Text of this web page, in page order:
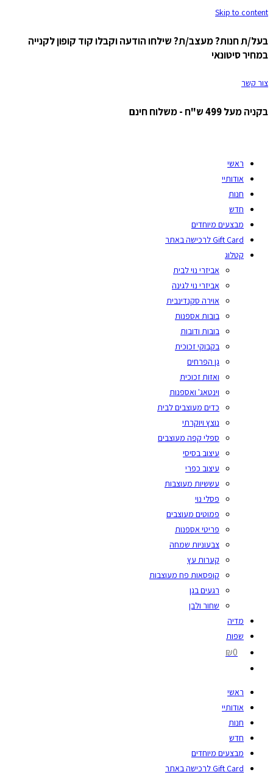
Skip to content
בעל/ת חנות? מעצב/ת? שילחו הודעה וקבלו קוד קופון לקנייה
במחיר סיטונאי
צור קשר
בקניה מעל 499 ש"ח - משלוח חינם
ראשי
אודותיי
חנות
חדש
מבצעים מיוחדים
Gift Card לרכישה באתר
קטלוג
אביזרי נוי לבית
אביזרי נוי לגינה
אוירה סקנדינבית
בובות אספנות
בובות ודובות
בקבוקי זכוכית
גן הפרחים
ואזות זכוכית
וינטאג' ואספנות
כדים מעוצבים לבית
נוצץ ויוקרתי
ספלי קפה מעוצבים
עיצוב בסיסי
עיצוב כפרי
עששיות מעוצבות
פסלי נוי
פמוטים מעוצבים
פריטי אספנות
צבעוניות שמחה
קערות עץ
קופסאות פח מעוצבות
רגעים בגן
שחור ולבן
מדיה
שפות
₪0
ראשי
אודותיי
חנות
חדש
מבצעים מיוחדים
Gift Card לרכישה באתר